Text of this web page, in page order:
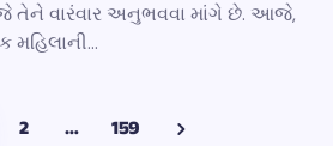
તેને વારંવાર અનુભવવા માંગે છે. આજે,
2 … 159